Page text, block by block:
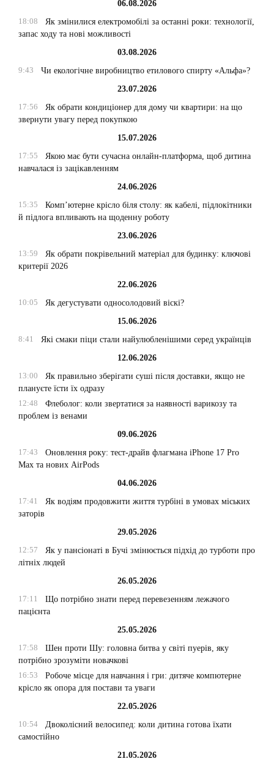
06.08.2026
18:08
Як змінилися електромобілі за останні роки: технології,
запас ходу та нові можливості
03.08.2026
9:43
Чи екологічне виробництво етилового спирту «Альфа»?
23.07.2026
17:56
Як обрати кондиціонер для дому чи квартири: на що
звернути увагу перед покупкою
15.07.2026
17:55
Якою має бути сучасна онлайн-платформа, щоб дитина
навчалася із зацікавленням
24.06.2026
15:35
Комп’ютерне крісло біля столу: як кабелі, підлокітники
й підлога впливають на щоденну роботу
23.06.2026
13:59
Як обрати покрівельний матеріал для будинку: ключові
критерії 2026
22.06.2026
10:05
Як дегустувати односолодовий віскі?
15.06.2026
8:41
Які смаки піци стали найулюбленішими серед українців
12.06.2026
13:00
Як правильно зберігати суші після доставки, якщо не
плануєте їсти їх одразу
12:48
Флеболог: коли звертатися за наявності варикозу та
проблем із венами
09.06.2026
17:43
Оновлення року: тест-драйв флагмана iPhone 17 Pro
Max та нових AirPods
04.06.2026
17:41
Як водіям продовжити життя турбіні в умовах міських
заторів
29.05.2026
12:57
Як у пансіонаті в Бучі змінюється підхід до турботи про
літніх людей
26.05.2026
17:11
Що потрібно знати перед перевезенням лежачого
пацієнта
25.05.2026
17:58
Шен проти Шу: головна битва у світі пуерів, яку
потрібно зрозуміти новачкові
16:53
Робоче місце для навчання і гри: дитяче компютерне
крісло як опора для постави та уваги
22.05.2026
10:54
Двоколісний велосипед: коли дитина готова їхати
самостійно
21.05.2026